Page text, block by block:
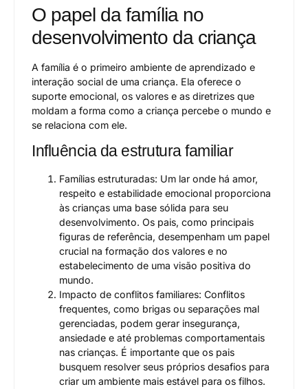
O papel da família no
desenvolvimento da criança
A família é o primeiro ambiente de aprendizado e
interação social de uma criança. Ela oferece o
suporte emocional, os valores e as diretrizes que
moldam a forma como a criança percebe o mundo e
se relaciona com ele.
Influência da estrutura familiar
Famílias estruturadas: Um lar onde há amor,
respeito e estabilidade emocional proporciona
às crianças uma base sólida para seu
desenvolvimento. Os pais, como principais
figuras de referência, desempenham um papel
crucial na formação dos valores e no
estabelecimento de uma visão positiva do
mundo.
Impacto de conflitos familiares: Conflitos
frequentes, como brigas ou separações mal
gerenciadas, podem gerar insegurança,
ansiedade e até problemas comportamentais
nas crianças. É importante que os pais
busquem resolver seus próprios desafios para
criar um ambiente mais estável para os filhos.